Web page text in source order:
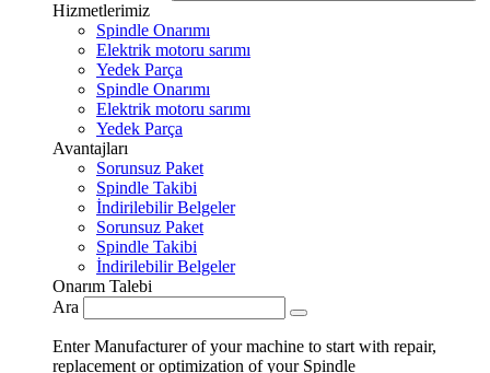
Hizmetlerimiz
Spindle Onarımı
Elektrik motoru sarımı
Yedek Parça
Spindle Onarımı
Elektrik motoru sarımı
Yedek Parça
Avantajları
Sorunsuz Paket
Spindle Takibi
İndirilebilir Belgeler
Sorunsuz Paket
Spindle Takibi
İndirilebilir Belgeler
Onarım Talebi
Ara
Enter Manufacturer of your machine to start with repair,
replacement or optimization of your Spindle